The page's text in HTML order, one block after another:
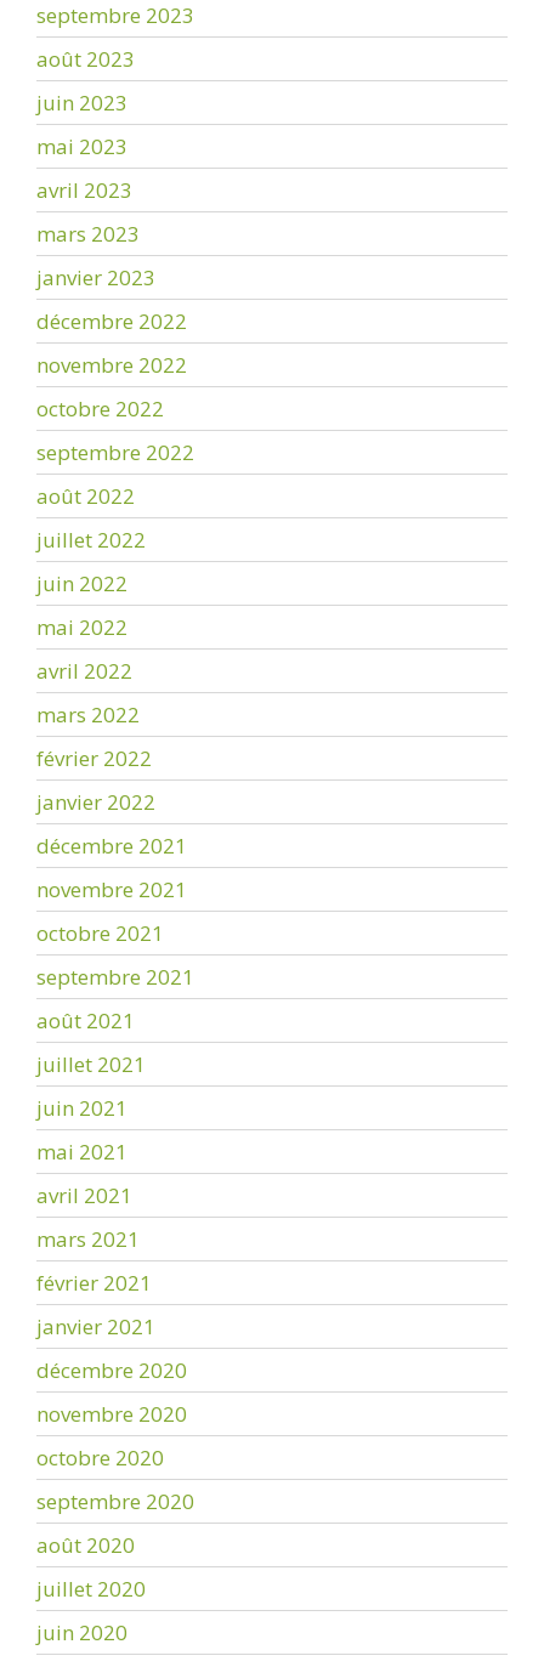
septembre 2023
août 2023
juin 2023
mai 2023
avril 2023
mars 2023
janvier 2023
décembre 2022
novembre 2022
octobre 2022
septembre 2022
août 2022
juillet 2022
juin 2022
mai 2022
avril 2022
mars 2022
février 2022
janvier 2022
décembre 2021
novembre 2021
octobre 2021
septembre 2021
août 2021
juillet 2021
juin 2021
mai 2021
avril 2021
mars 2021
février 2021
janvier 2021
décembre 2020
novembre 2020
octobre 2020
septembre 2020
août 2020
juillet 2020
juin 2020